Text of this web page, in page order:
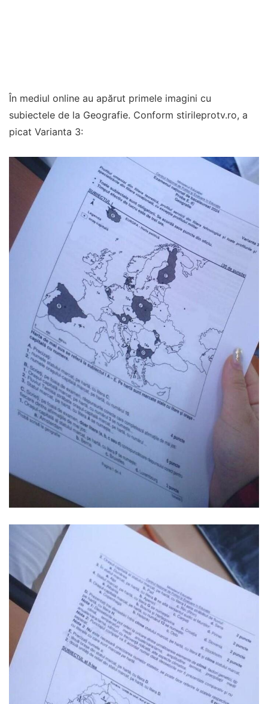
În mediul online au apărut primele imagini cu
subiectele de la Geografie. Conform stirileprotv.ro, a
picat Varianta 3: